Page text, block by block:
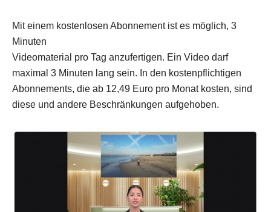
Mit einem kostenlosen Abonnement ist es möglich, 3
Minuten
Videomaterial pro Tag anzufertigen. Ein Video darf
maximal 3 Minuten lang sein. In den kostenpflichtigen
Abonnements, die ab 12,49 Euro pro Monat kosten, sind
diese und andere Beschränkungen aufgehoben.